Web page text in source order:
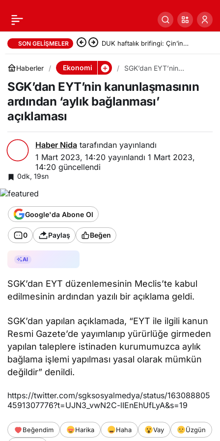
SON GELIŞMELER DUK haftalık brifingi: Çin’in
Ulusötesi baskısı ve “Etnik Birlik
Yasası”na karşı eylemler
Haberler Ekonomi
SGK’dan EYT’nin
‘aylık bağlanması’
açıklaması
SGK’dan EYT’nin kanunlaşmasının
ardından ‘aylık bağlanması’
açıklaması
Haber Nida tarafından yayınlandı
1 Mart 2023, 14:20 yayınlandı 1 Mart 2023,
14:20 güncellendi
0dk, 19sn
Google'da Abone Ol
0 Paylaş Beğen
AI
SGK’dan EYT düzenlemesinin Meclis’te kabul
edilmesinin ardından yazılı bir açıklama geldi.
SGK’dan yapılan açıklamada, “EYT ile ilgili kanun
Resmi Gazete’de yayımlanıp yürürlüğe girmeden
yapılan taleplere istinaden kurumumuzca aylık
bağlama işlemi yapılması yasal olarak mümkün
değildir” denildi.
https://twitter.com/sgksosyalmedya/status/163088805
4591307776?t=UJN3_vwN2C-lIEnEhUfLyA&s=19
Beğendim Harika Haha Vay
Üzgün